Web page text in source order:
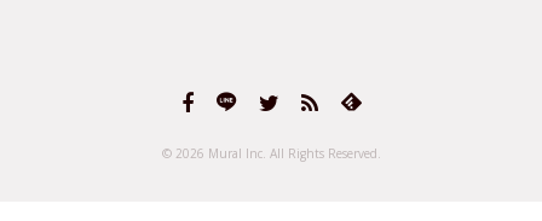
© 2026 Mural Inc. All Rights Reserved.